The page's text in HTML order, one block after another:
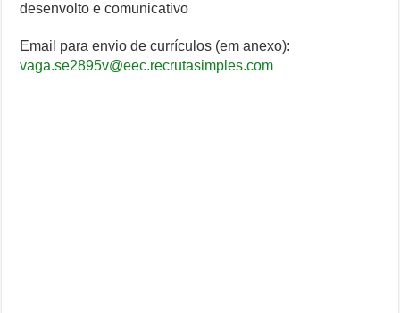
desenvolto e comunicativo
Email para envio de currículos (em anexo):
vaga.se2895v@eec.recrutasimples.com